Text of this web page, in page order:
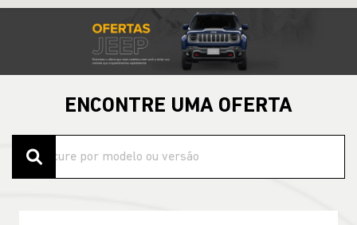
ENCONTRE UMA OFERTA